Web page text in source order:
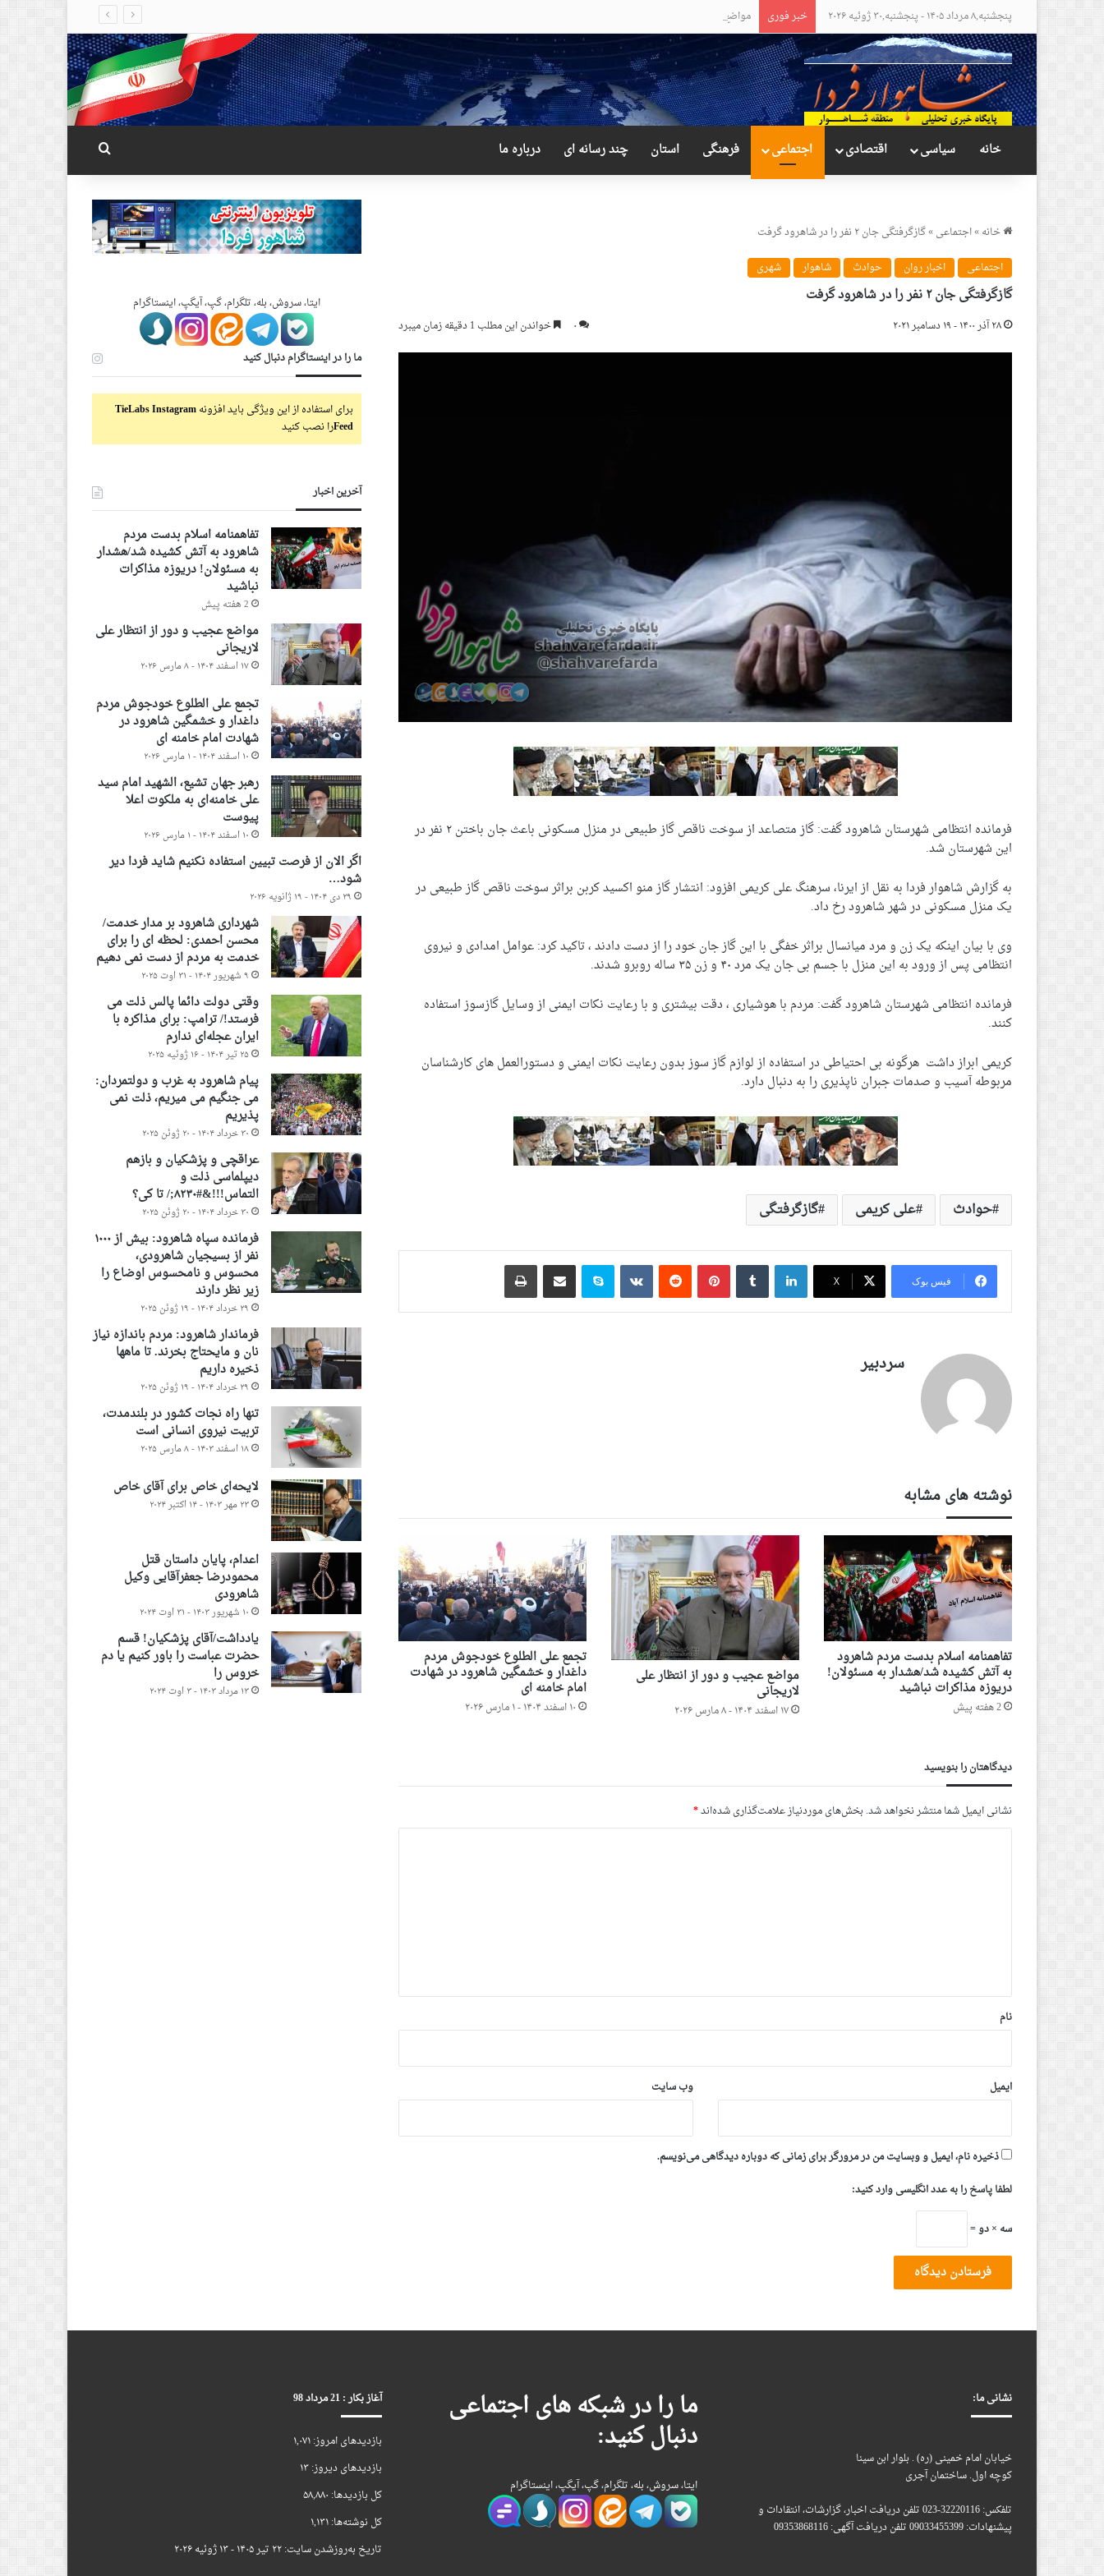
پنجشنبه,۸ مرداد ۱۴۰۵ - پنجشنبه,۳۰ ژوئیه ۲۰۲۶ خبر فوری مواضع عجیب و دور از انتظار علی لاریجانی
خانه سیاسی اقتصادی اجتماعی فرهنگی استان چند رسانه ای درباره ما جستجو برای
خانه»اجتماعی»گازگرفتگی جان ۲ نفر را در شاهرود گرفت
اجتماعی
اخبار روان حوادث شاهوار شهری
گازگرفتگی جان ۲ نفر را در شاهرود گرفت
۲۸ آذر ۱۴۰۰ - ۱۹ دسامبر ۲۰۲۱ ۰ خواندن این مطلب 1 دقیقه زمان میبرد
فرمانده انتظامی شهرستان شاهرود گفت: گاز متصاعد از سوخت ناقص گاز طبیعی در منزل مسکونی باعث جان باختن ۲ نفر در
این شهرستان شد.
به گزارش شاهوار فردا به نقل از ایرنا، سرهنگ علی کریمی افزود: انتشار گاز منو اکسید کربن براثر سوخت ناقص گاز طبیعی در
یک منزل مسکونی در شهر شاهرود رخ داد.
وی با بیان اینکه یک زن و مرد میانسال براثر خفگی با این گاز جان خود را از دست دادند ، تاکید کرد: عوامل امدادی و نیروی
انتظامی پس از ورود به این منزل با جسم بی جان یک مرد ۴۰ و زن ۳۵ ساله روبرو شدند.
فرمانده انتظامی شهرستان شاهرود گفت: مردم با هوشیاری ، دقت بیشتری و با رعایت نکات ایمنی از وسایل گازسوز استفاده
کنند.
کریمی ابراز داشت هرگونه بی احتیاطی در استفاده از لوازم گاز سوز بدون رعایت نکات ایمنی و دستورالعمل های کارشناسان
مربوطه آسیب و صدمات جبران ناپذیری را به دنبال دارد.
حوادث علی کریمی گازگرفتگی
فیس بوک X
لینکدین ‫تامبلر ‫پین‌ترست‫رددیت ‫VKontakteاسکایپ اشتراک گذاری از طریق ایمیل چاپ
سردبیر
نوشته های مشابه
تفاهمنامه اسلام بدست مردم شاهرود
به آتش کشیده شد/هشدار به مسئولان!
دریوزه مذاکرات نباشید
2 هفته پیش
مواضع عجیب و دور از انتظار علی
لاریجانی
۱۷ اسفند ۱۴۰۴ - ۸ مارس ۲۰۲۶
تجمع علی الطلوع خودجوش مردم
داغدار و خشمگین شاهرود در شهادت
امام خامنه ای
۱۰ اسفند ۱۴۰۴ - ۱ مارس ۲۰۲۶
دیدگاهتان را بنویسید
نشانی ایمیل شما منتشر نخواهد شد.بخش‌های موردنیاز علامت‌گذاری شده‌اند*
نام
ایمیل وب‌ سایت
ذخیره نام، ایمیل و وبسایت من در مرورگر برای زمانی که دوباره دیدگاهی می‌نویسم.
لطفا پاسخ را به عدد انگلیسی وارد کنید:
سه × دو =
ایتا، سروش، بله، تلگرام، گپ، آیگپ، اینستاگرام
ما را در اینستاگرام دنبال کنید
برای استفاده از این ویژگی باید افزونهTieLabs Instagram
Feedرا نصب کنید
آخرین اخبار
تفاهمنامه اسلام بدست مردم
شاهرود به آتش کشیده شد/هشدار
به مسئولان! دریوزه مذاکرات
نباشید
2 هفته پیش
مواضع عجیب و دور از انتظار علی
لاریجانی
۱۷ اسفند ۱۴۰۴ - ۸ مارس ۲۰۲۶
تجمع علی الطلوع خودجوش مردم
داغدار و خشمگین شاهرود در
شهادت امام خامنه ای
۱۰ اسفند ۱۴۰۴ - ۱ مارس ۲۰۲۶
رهبر جهان تشیع، الشهید امام سید
علی خامنه‌ای به ملکوت اعلا
پیوست
۱۰ اسفند ۱۴۰۴ - ۱ مارس ۲۰۲۶
اگر الان از فرصت تبیین استفاده نکنیم شاید فردا دیر
شود…
۲۹ دی ۱۴۰۴ - ۱۹ ژانویه ۲۰۲۶
شهرداری شاهرود بر مدار خدمت/
محسن احمدی: لحظه ای را برای
خدمت به مردم از دست نمی دهیم
۹ شهریور ۱۴۰۴ - ۳۱ اوت ۲۰۲۵
وقتی دولت دائما پالس ذلت می
فرستد!/ ترامپ: برای مذاکره با
ایران عجله‌ای ندارم
۲۵ تیر ۱۴۰۴ - ۱۶ ژوئیه ۲۰۲۵
پیام شاهرود به غرب و دولتمردان:
می جنگیم می میریم، ذلت نمی
پذیریم
۳۰ خرداد ۱۴۰۴ - ۲۰ ژوئن ۲۰۲۵
عراقچی و پزشکیان و بازهم
دیپلماسی ذلت و
التماس!!!&#۸۲۳۰;/ تا کی؟
۳۰ خرداد ۱۴۰۴ - ۲۰ ژوئن ۲۰۲۵
فرمانده سپاه شاهرود: بیش از ۱۰۰۰
نفر از بسیجیان شاهرودی،
محسوس و نامحسوس اوضاع را
زیر نظر دارند
۲۹ خرداد ۱۴۰۴ - ۱۹ ژوئن ۲۰۲۵
فرماندار شاهرود: مردم باندازه نیاز
نان و مایحتاج بخرند. تا ماهها
ذخیره داریم
۲۹ خرداد ۱۴۰۴ - ۱۹ ژوئن ۲۰۲۵
تنها راه نجات کشور در بلندمدت،
تربیت نیروی انسانی است
۱۸ اسفند ۱۴۰۳ - ۸ مارس ۲۰۲۵
لایحه‌ای خاص برای آقای خاص
۲۳ مهر ۱۴۰۳ - ۱۴ اکتبر ۲۰۲۴
اعدام، پایان داستان قتل
محمودرضا جعفرآقایی وکیل
شاهرودی
۱۰ شهریور ۱۴۰۳ - ۳۱ اوت ۲۰۲۴
یادداشت/آقای پزشکیان! قسم
حضرت عباست را باور کنیم یا دم
خروس را
۱۳ مرداد ۱۴۰۳ - ۳ اوت ۲۰۲۴
نشانی ما:
خیابان امام خمینی (ره) . بلوار ابن سینا
کوچه اول. ساختمان آجری
تلفکس: 32220116-023 تلفن دریافت اخبار، گزارشات، انتقادات و
پیشنهادات: 09033455399 تلفن دریافت آگهی: 09353868116
ما را در شبکه های اجتماعی
دنبال کنید:
ایتا، سروش، بله، تلگرام، گپ، آیگپ، اینستاگرام
آغاز بکار : 21 مرداد 98
بازدیدهای امروز:۱,۰۷۱
بازدیدهای دیروز:۱۳
کل بازدیدها: ۵۸,۸۸۰
کل نوشته‌ها:۱,۱۳۱
تاریخ به‌روزشدن سایت:۲۲ تیر ۱۴۰۵ - ۱۳ ژوئیه ۲۰۲۶